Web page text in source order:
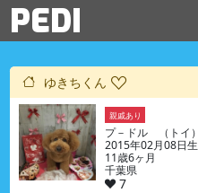
PEDI
ゆきちくん
親戚あり
プ－ドル （トイ）
2015年02月08日生
11歳6ヶ月
千葉県
7